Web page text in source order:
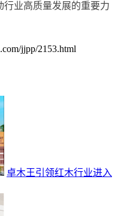
行业高质量发展的重要力
jjpp/2153.html
卓木王引领红木行业进入